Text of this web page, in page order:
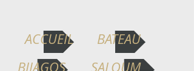
ACCUEIL
BATEAU
BIJAGOS
SALOUM